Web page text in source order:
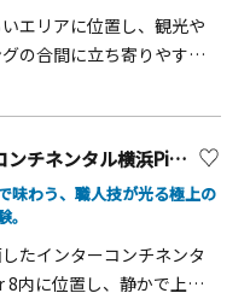
エリアに位置し、観光や
の合間に立ち寄りやすい
スタは、素材の味を活か
まれています。和の要素
メニューも豊富で、日本
スタを楽しめるのも魅力
きたてのパンが食事とと
点も好評です。明るく落
インターコンチネンタル横浜Pier８ 鮨処「かたばみ」
味わう、職人技が光る極上の
。
たインターコンチネンタ
8内に位置し、静かで上質